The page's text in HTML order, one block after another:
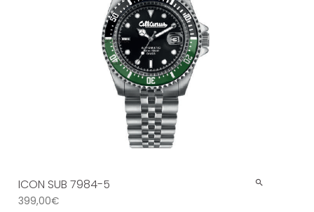
ICON SUB 7984-5
399,00€